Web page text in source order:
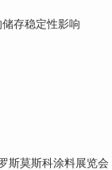
存稳定性影响
斯莫斯科涂料展览会